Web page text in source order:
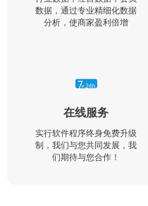
数据，通过专业精细化数据
分析，使商家盈利倍增
在线服务
实行软件程序终身免费升级
制，我们与您共同发展，我
们期待与您合作！